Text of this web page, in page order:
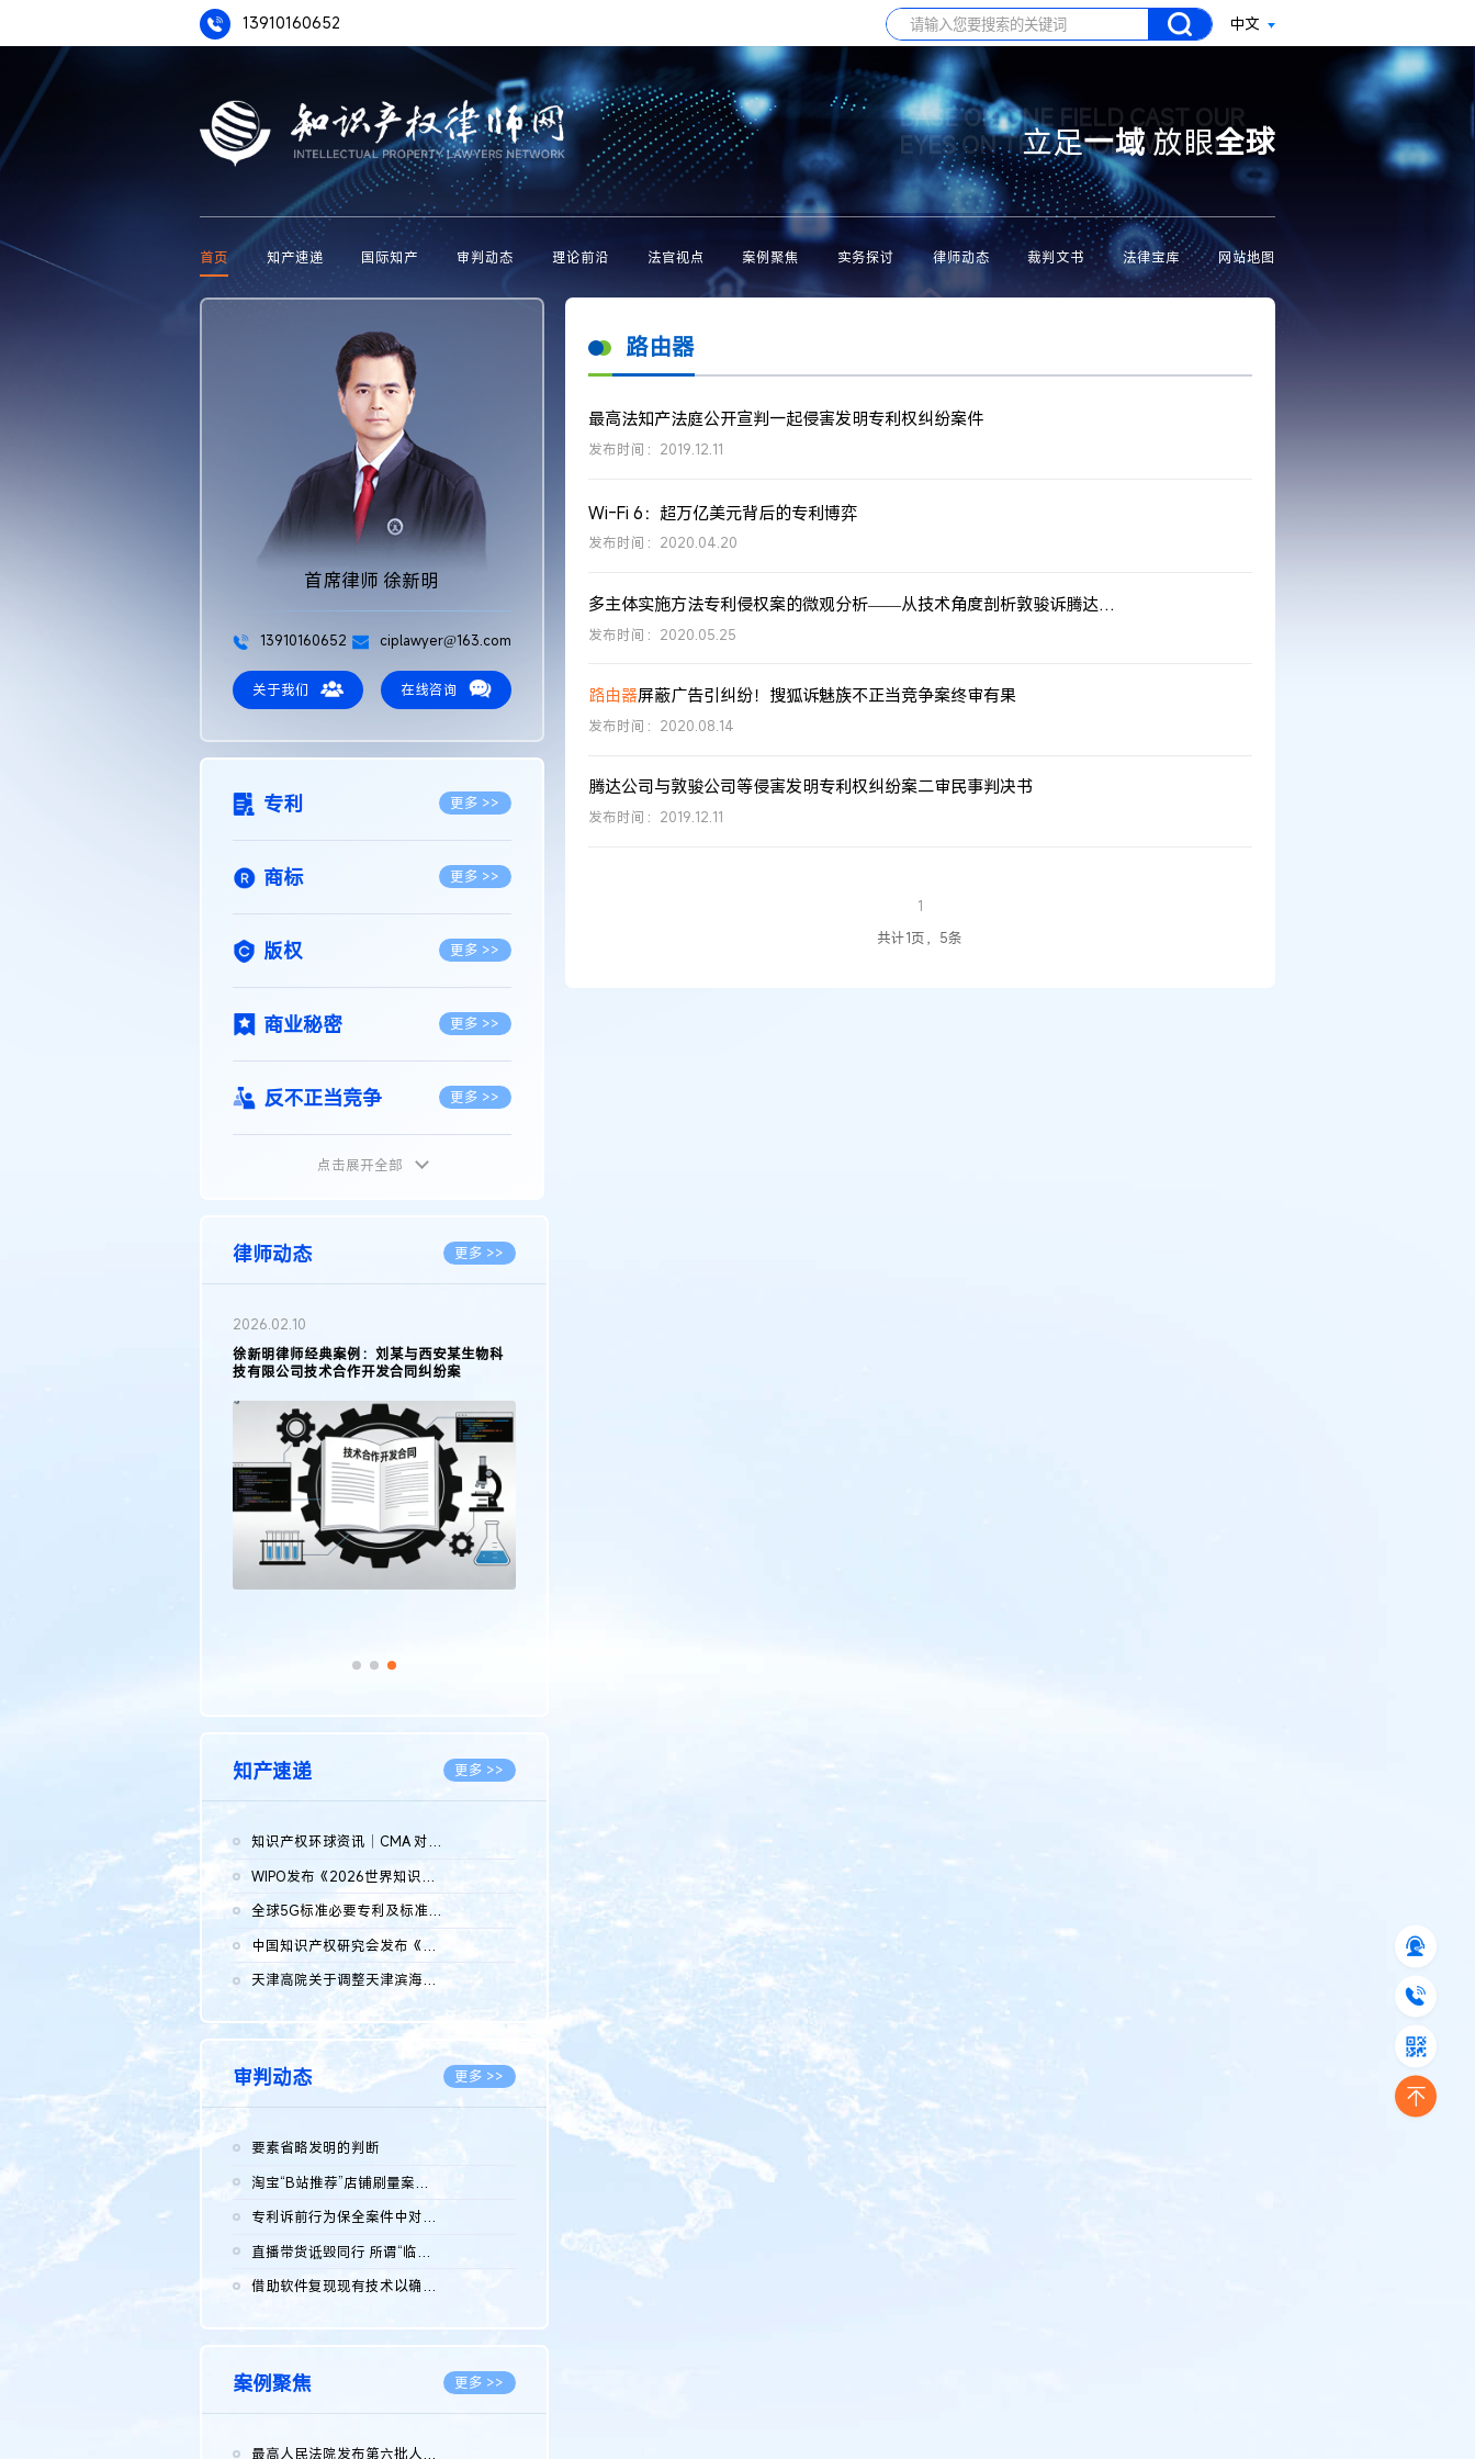
13910160652 中文
BASE ON ONE FIELD CAST OUR
EYES ON THE WHOLE WORLD
立足一域放眼全球
首页 知产速递 国际知产 审判动态 理论前沿 法官视点 案例聚焦 实务探讨 律师动态 裁判文书 法律宝库 网站地图
首席律师 徐新明
13910160652 ciplawyer@163.com
关于我们 在线咨询
专利 更多 >>
商标 更多 >>
版权 更多 >>
商业秘密 更多 >>
反不正当竞争 更多 >>
植物新品种
地理标志 更多 >>
集成电路布图设计
传统文化 更多 >>
点击展开全部
律师动态 更多 >>
2026.02.10
徐新明律师经典案例：刘某与西安某生物科
技有限公司技术合作开发合同纠纷案
知产速递 更多 >>
知识产权环球资讯｜CMA 对微软发起调查；批量搬运二手平台数据构...
WIPO发布《2026世界知识产权报告》 含报告全文
全球5G标准必要专利及标准提案研究报告（2026年）全文发布
中国知识产权研究会发布《2025年度中国企业海外知识产权纠纷调查...
2026.08.07
天津高院关于调整天津滨海高新技术产业开发区华苑科技园一审普通...
2026.08.07
审判动态 更多 >>
要素省略发明的判断
淘宝“B站推荐”店铺刷量案维持原判，两被告连带赔偿150万元
专利诉前行为保全案件中对仿制药申请人曾作出三类声明的考量及违...
直播带货诋毁同行 所谓“临场发挥”不免责
借助软件复现现有技术以确认相关参数特征是否被公开
案例聚焦 更多 >>
最高人民法院发布第六批人民法院种业知识产权司法保护典型案例 含...
路由器
最高法知产法庭公开宣判一起侵害发明专利权纠纷案件
发布时间：2019.12.11
Wi-Fi 6：超万亿美元背后的专利博弈
发布时间：2020.04.20
多主体实施方法专利侵权案的微观分析——从技术角度剖析敦骏诉腾达案侵权判定存在的问题
发布时间：2020.05.25
路由器屏蔽广告引纠纷！搜狐诉魅族不正当竞争案终审有果
发布时间：2020.08.14
腾达公司与敦骏公司等侵害发明专利权纠纷案二审民事判决书
发布时间：2019.12.11
1
共计1页，5条